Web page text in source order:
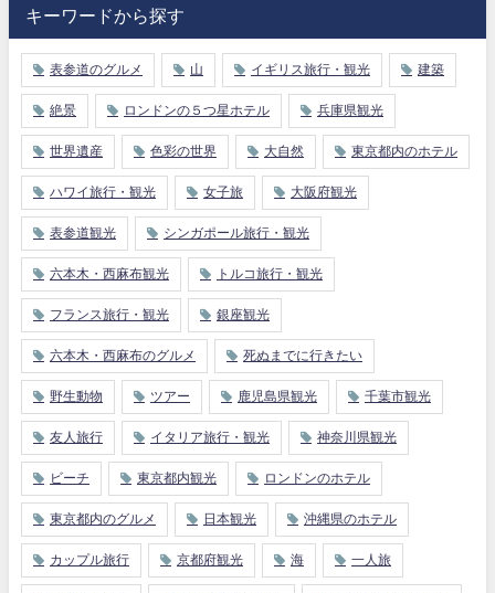
キーワードから探す
表参道のグルメ 山 イギリス旅行・観光 建築
絶景 ロンドンの５つ星ホテル 兵庫県観光
世界遺産 色彩の世界 大自然 東京都内のホテル
ハワイ旅行・観光 女子旅 大阪府観光
表参道観光 シンガポール旅行・観光
六本木・西麻布観光 トルコ旅行・観光
フランス旅行・観光 銀座観光
六本木・西麻布のグルメ 死ぬまでに行きたい
野生動物 ツアー 鹿児島県観光 千葉市観光
友人旅行 イタリア旅行・観光 神奈川県観光
ビーチ 東京都内観光 ロンドンのホテル
東京都内のグルメ 日本観光 沖縄県のホテル
カップル旅行 京都府観光 海 一人旅